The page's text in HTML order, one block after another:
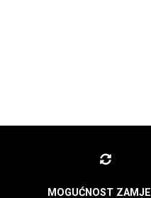
MOGUĆNOST